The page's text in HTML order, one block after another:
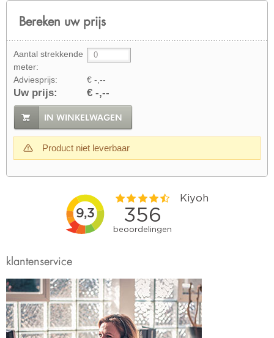
Bereken uw prijs
Aantal strekkende
meter:
Adviesprijs:
€ -,--
Uw prijs: € -,--
IN WINKELWAGEN
Product niet leverbaar
klantenservice